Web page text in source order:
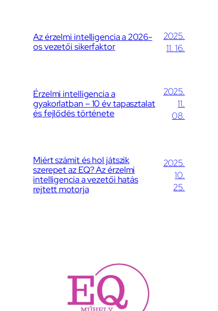
Az érzelmi intelligencia a 2026-
os vezetői sikerfaktor
2025.
11. 16.
Érzelmi intelligencia a
gyakorlatban – 10 év tapasztalat
és fejlődés története
2025.
11.
08.
Miért számít és hol játszik
szerepet az EQ? Az érzelmi
intelligencia a vezetői hatás
rejtett motorja
2025.
10.
25.